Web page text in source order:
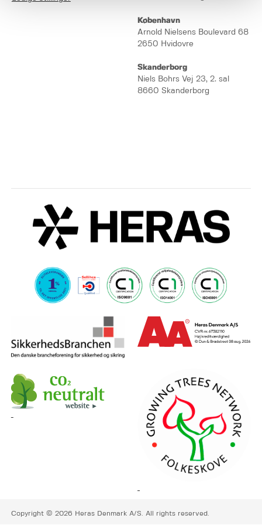
København
Arnold Nielsens Boulevard 68
2650 Hvidovre
Skanderborg
Niels Bohrs Vej 23, 2. sal
8660 Skanderborg
Copyright © 2026 Heras Denmark A/S. All rights reserved.